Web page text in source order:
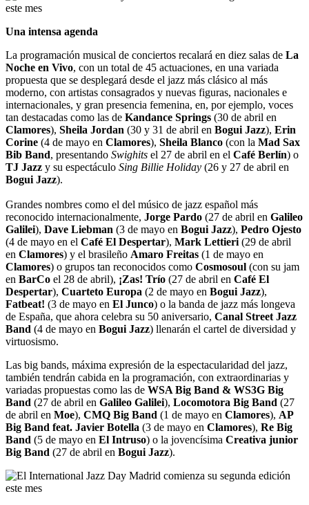
Una intensa agenda
La programación musical de conciertos recalará en diez salas de La
Noche en Vivo, con un total de 45 actuaciones, en una variada
propuesta que se desplegará desde el jazz más clásico al más
moderno, con artistas consagrados y nuevas figuras, nacionales e
internacionales, y gran presencia femenina, en, por ejemplo, voces
tan destacadas como las de Kandance Springs (30 de abril en
Clamores), Sheila Jordan (30 y 31 de abril en Bogui Jazz), Erin
Corine (4 de mayo en Clamores), Sheila Blanco (con la Mad Sax
Bib Band, presentando Swighits el 27 de abril en el Café Berlín) o
TJ Jazz y su espectáculo Sing Billie Holiday (26 y 27 de abril en
Bogui Jazz).
Grandes nombres como el del músico de jazz español más
reconocido internacionalmente, Jorge Pardo (27 de abril en Galileo
Galilei), Dave Liebman (3 de mayo en Bogui Jazz), Pedro Ojesto
(4 de mayo en el Café El Despertar), Mark Lettieri (29 de abril
en Clamores) y el brasileño Amaro Freitas (1 de mayo en
Clamores) o grupos tan reconocidos como Cosmosoul (con su jam
en BarCo el 28 de abril), ¡Zas! Trío (27 de abril en Café El
Despertar), Cuarteto Europa (2 de mayo en Bogui Jazz),
Fatbeat! (3 de mayo en El Junco) o la banda de jazz más longeva
de España, que ahora celebra su 50 aniversario, Canal Street Jazz
Band (4 de mayo en Bogui Jazz) llenarán el cartel de diversidad y
virtuosismo.
Las big bands, máxima expresión de la espectacularidad del jazz,
también tendrán cabida en la programación, con extraordinarias y
variadas propuestas como las de WSA Big Band & WS3G Big
Band (27 de abril en Galileo Galilei), Locomotora Big Band (27
de abril en Moe), CMQ Big Band (1 de mayo en Clamores), AP
Big Band feat. Javier Botella (3 de mayo en Clamores), Re Big
Band (5 de mayo en El Intruso) o la jovencísima Creativa junior
Big Band (27 de abril en Bogui Jazz).